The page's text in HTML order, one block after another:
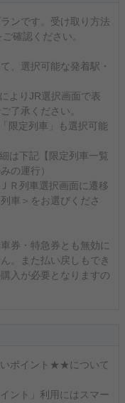
ンです。受け取り方法
確認ください。
、選択可能な発着駅・
よりJR選択画面で表
了承ください。
限定列車」も選択可能
は下記【限定列車一覧
の運行）
Ｒ列車選択画面に遷移
車＞をお選びくださ
券・特急券とも無効に
。また払い戻しもでき
入が必要となりますの
ポイント★★について
ント」利用にはスマー